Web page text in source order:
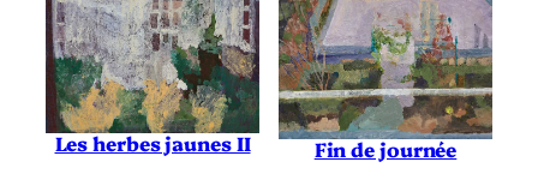
Les herbes jaunes II
Fin de journée